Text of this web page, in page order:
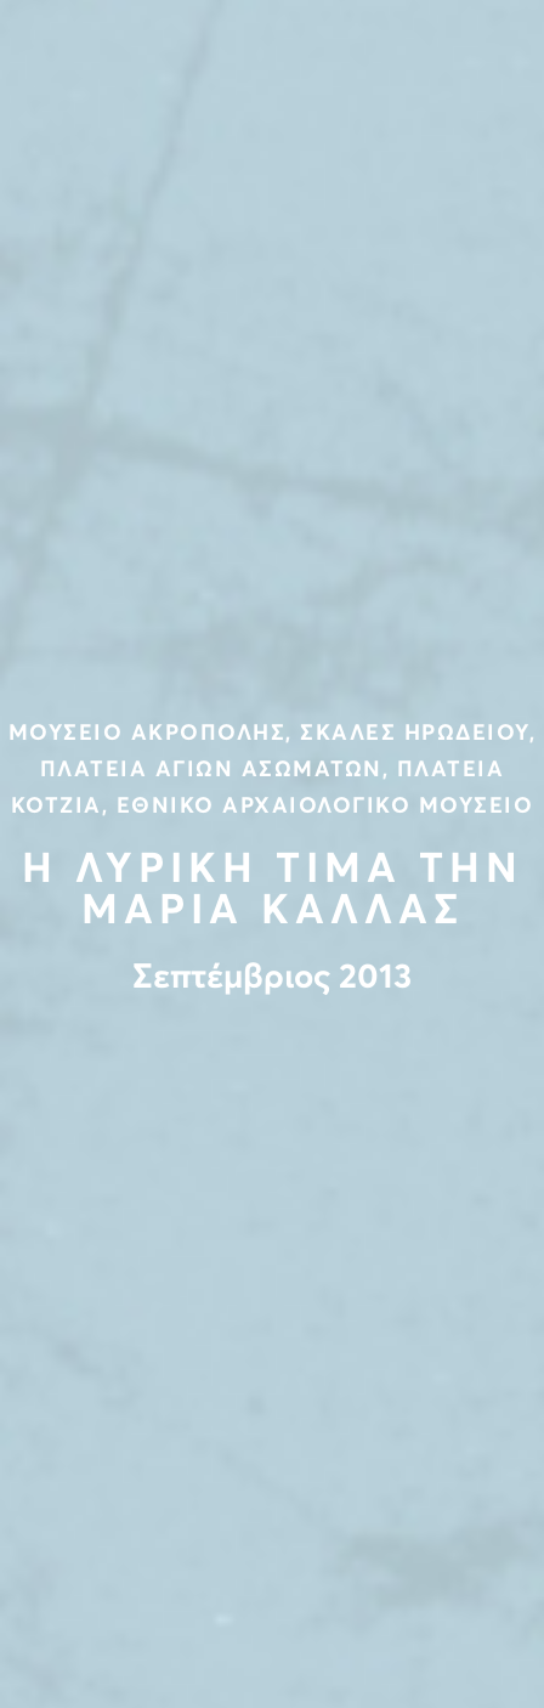
ΜΟΥΣΕΙΟ ΑΚΡΟΠΟΛΗΣ, ΣΚΑΛΕΣ ΗΡΩΔΕΙΟΥ,
ΠΛΑΤΕΙΑ ΑΓΙΩΝ ΑΣΩΜΑΤΩΝ, ΠΛΑΤΕΙΑ
ΚΟΤΖΙΑ, ΕΘΝΙΚΟ ΑΡΧΑΙΟΛΟΓΙΚΟ ΜΟΥΣΕΙΟ
Η ΛΥΡΙΚΗ ΤΙΜΑ ΤΗΝ
ΜΑΡΙΑ ΚΑΛΛΑΣ
Σεπτέμβριος 2013